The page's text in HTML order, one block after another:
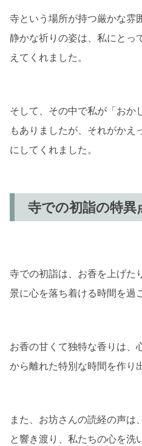
寺という場所が持つ厳かな雰
静かな祈りの姿は、私にとっ
えてくれました。
そして、その中で私が「おか
もありましたが、それがかえ
にしてくれました。
寺での初詣の特異
寺での初詣は、お香を上げた
景に心を落ち着ける時間を過
お香の甘くて独特な香りは、
から離れた特別な時間を作り
また、お坊さんの読経の声は
と響き渡り、私たちの心を洗